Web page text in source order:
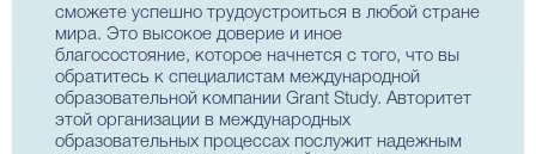
сможете успешно трудоустроиться в любой стране
мира. Это высокое доверие и иное
благосостояние, которое начнется с того, что вы
обратитесь к специалистам международной
образовательной компании Grant Study. Авторитет
этой организации в международных
образовательных процессах послужит надежным